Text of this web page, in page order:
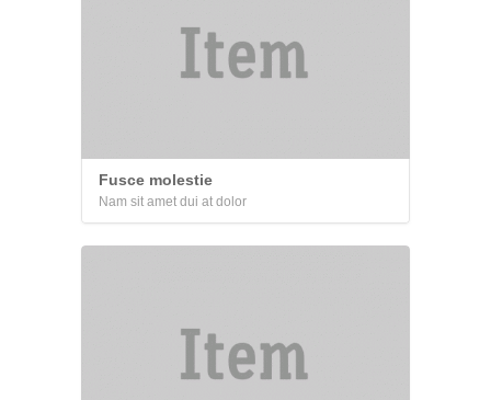
Fusce molestie
Nam sit amet dui at dolor